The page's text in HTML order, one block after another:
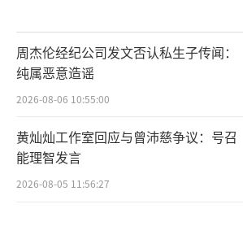
周杰伦经纪公司发文否认私生子传闻：
纯属恶意造谣
2026-08-06 10:55:00
黄灿灿工作室回应与曾沛慈争议：号召
能理智发言
2026-08-05 11:56:27